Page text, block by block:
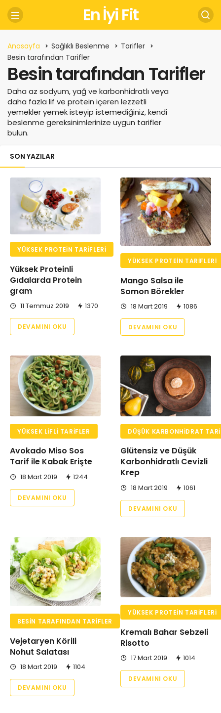
En İyi Fit
Anasayfa Sağlıklı Beslenme
Tarifler
Besin tarafından Tarifler
Besin tarafından Tarifler
Daha az sodyum, yağ ve karbonhidratlı veya
daha fazla lif ve protein içeren lezzetli
yemekler yemek isteyip istemediğiniz, kendi
beslenme gereksinimlerinize uygun tarifler
bulun.
SON YAZILAR
YÜKSEK PROTEIN TARIFLERI
Yüksek Proteinli
Gıdalarda Protein
gram
11 Temmuz 2019 1370
DEVAMINI OKU
YÜKSEK PROTEIN TARIFLERI
Mango Salsa ile
Somon Börekler
18 Mart 2019 1086
DEVAMINI OKU
YÜKSEK LIFLI TARIFLER
Avokado Miso Sos
Tarif ile Kabak Erişte
18 Mart 2019 1244
DEVAMINI OKU
DÜŞÜK KARBONHIDRAT
Glütensiz ve Düşük
Karbonhidratlı Cevizli
Krep
18 Mart 2019 1061
DEVAMINI OKU
BESIN TARAFINDAN TARIFLER
Vejetaryen Körili
Nohut Salatası
18 Mart 2019 1104
DEVAMINI OKU
YÜKSEK PROTEIN TARIFLERI
Kremalı Bahar Sebzeli
Risotto
17 Mart 2019 1014
DEVAMINI OKU